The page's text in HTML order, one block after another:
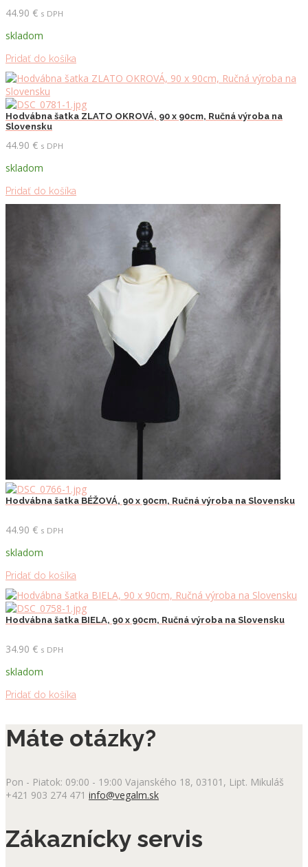
44.90 € s DPH
skladom
Pridať do košíka
Hodvábna šatka ZLATO OKROVÁ, 90 x 90cm, Ručná výroba na
Slovensku
44.90 € s DPH
skladom
Pridať do košíka
Hodvábna šatka BÉŽOVÁ, 90 x 90cm, Ručná výroba na Slovensku
44.90 € s DPH
skladom
Pridať do košíka
Hodvábna šatka BIELA, 90 x 90cm, Ručná výroba na Slovensku
34.90 € s DPH
skladom
Pridať do košíka
Máte otázky?
Pon - Piatok: 09:00 - 19:00 Vajanského 18, 03101, Lipt. Mikuláš
+421 903 274 471 info@vegalm.sk
Zákaznícky servis